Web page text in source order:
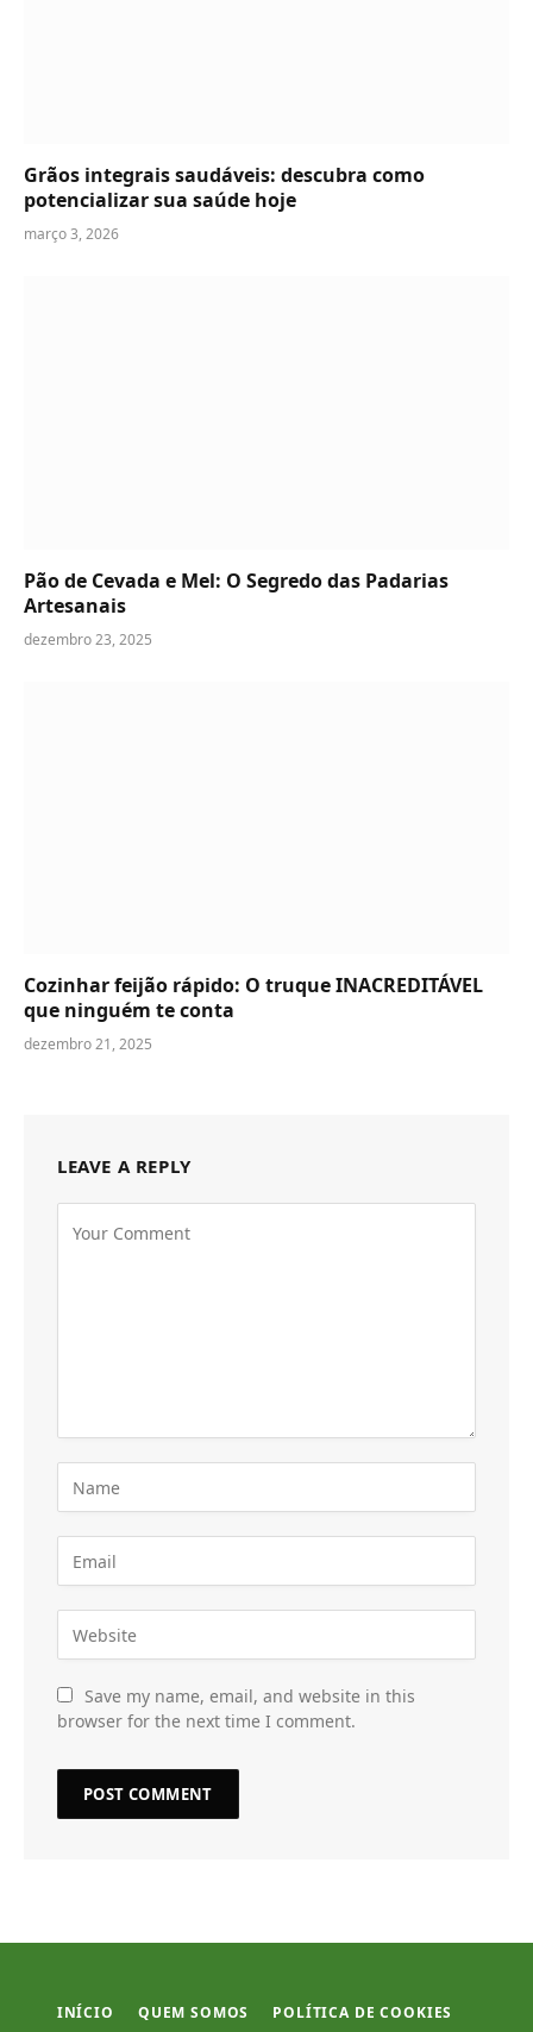
Grãos integrais saudáveis: descubra como
potencializar sua saúde hoje
março 3, 2026
Pão de Cevada e Mel: O Segredo das Padarias
Artesanais
dezembro 23, 2025
Cozinhar feijão rápido: O truque INACREDITÁVEL
que ninguém te conta
dezembro 21, 2025
LEAVE A REPLY
Save my name, email, and website in this
browser for the next time I comment.
INÍCIO QUEM SOMOS POLÍTICA DE COOKIES